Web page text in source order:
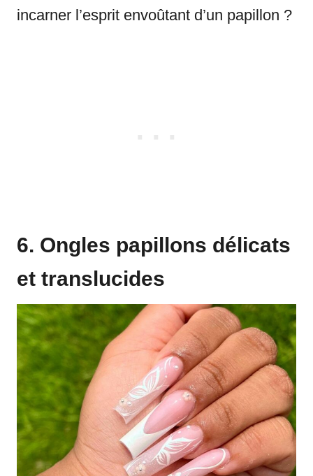
incarner l’esprit envoûtant d’un papillon ?
6. Ongles papillons délicats
et translucides